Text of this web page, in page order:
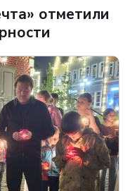
отметили